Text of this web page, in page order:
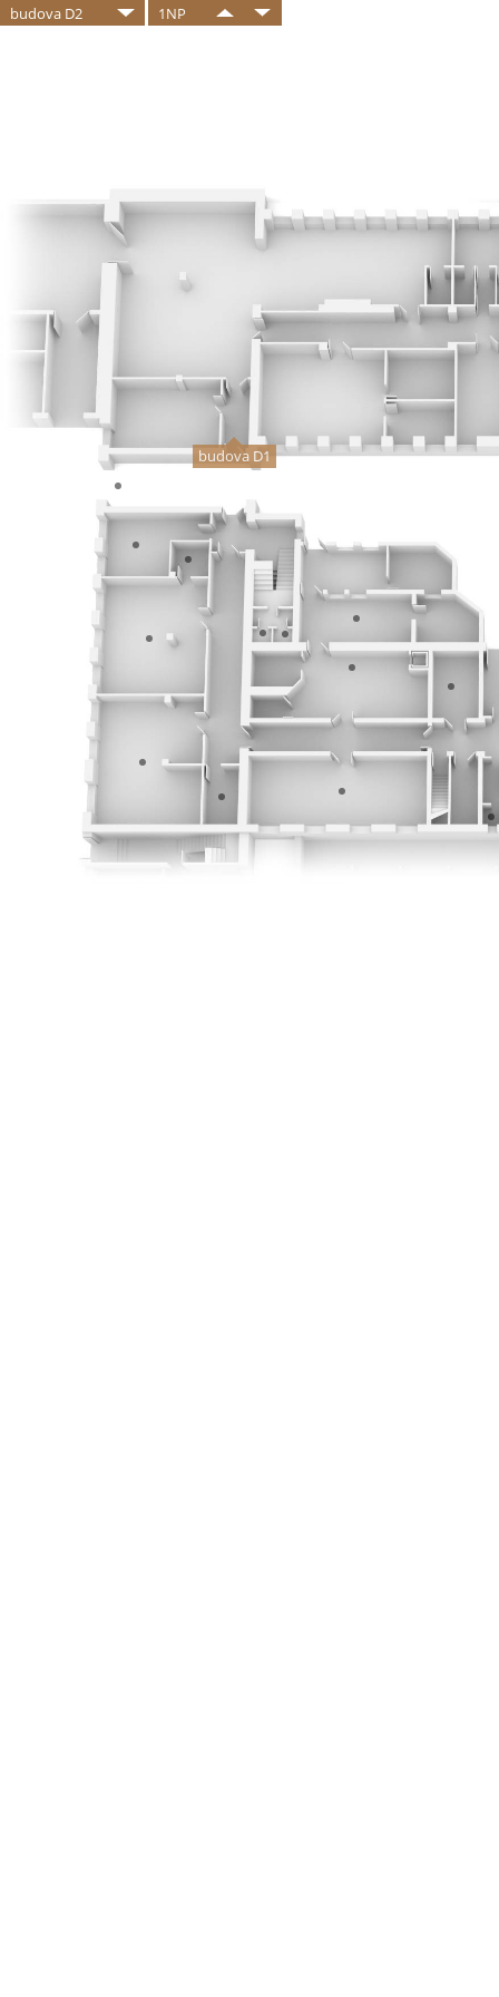
budova D2 1NP
budova D1